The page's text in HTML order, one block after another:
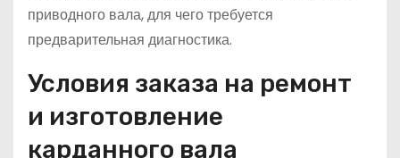
приводного вала, для чего требуется
предварительная диагностика.
Условия заказа на ремонт
и изготовление
карданного вала